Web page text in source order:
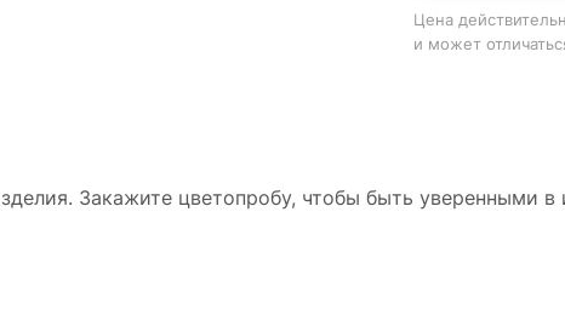
Цена
и может
Закажите цветопробу, чтобы быть уверенными в